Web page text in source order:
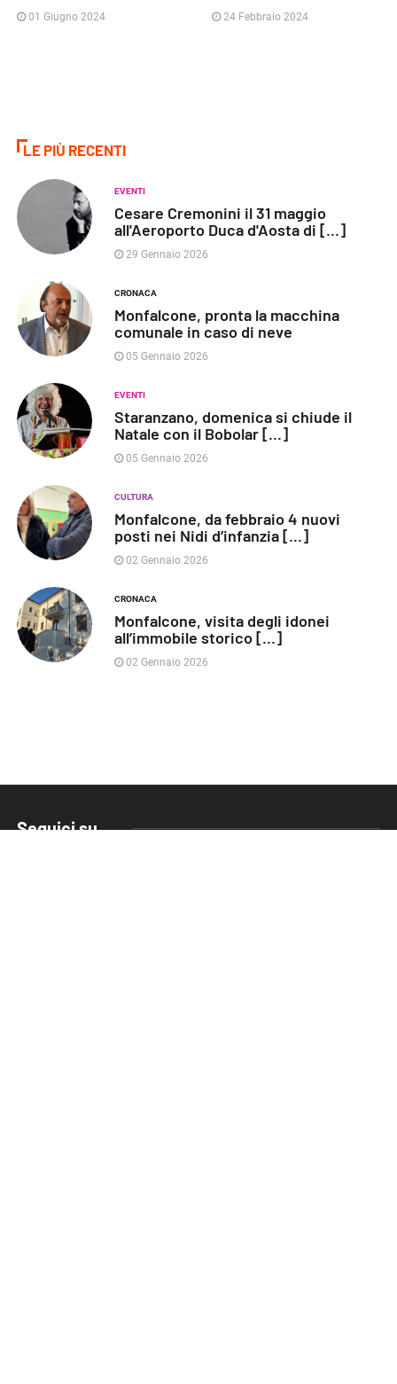
01 Giugno 2024 24 Febbraio 2024
LE PIÙ RECENTI
EVENTI
Cesare Cremonini il 31 maggio
all'Aeroporto Duca d'Aosta di [...]
29 Gennaio 2026
CRONACA
Monfalcone, pronta la macchina
comunale in caso di neve
05 Gennaio 2026
EVENTI
Staranzano, domenica si chiude il
Natale con il Bobolar [...]
05 Gennaio 2026
CULTURA
Monfalcone, da febbraio 4 nuovi
posti nei Nidi d’infanzia [...]
02 Gennaio 2026
CRONACA
Monfalcone, visita degli idonei
all’immobile storico [...]
02 Gennaio 2026
Seguici su